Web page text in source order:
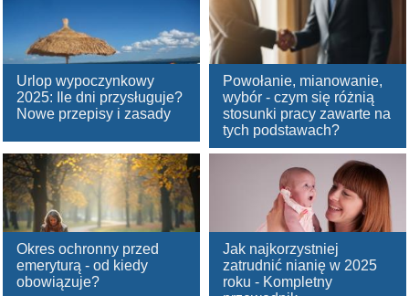
Urlop wypoczynkowy
2025: Ile dni przysługuje?
Nowe przepisy i zasady
Powołanie, mianowanie,
wybór - czym się różnią
stosunki pracy zawarte na
tych podstawach?
Okres ochronny przed
emeryturą - od kiedy
obowiązuje?
Jak najkorzystniej
zatrudnić nianię w 2025
roku - Kompletny